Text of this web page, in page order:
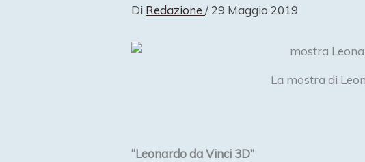
Di Redazione / 29 Maggio 2019
La mostra di
“Leonardo da Vinci 3D”